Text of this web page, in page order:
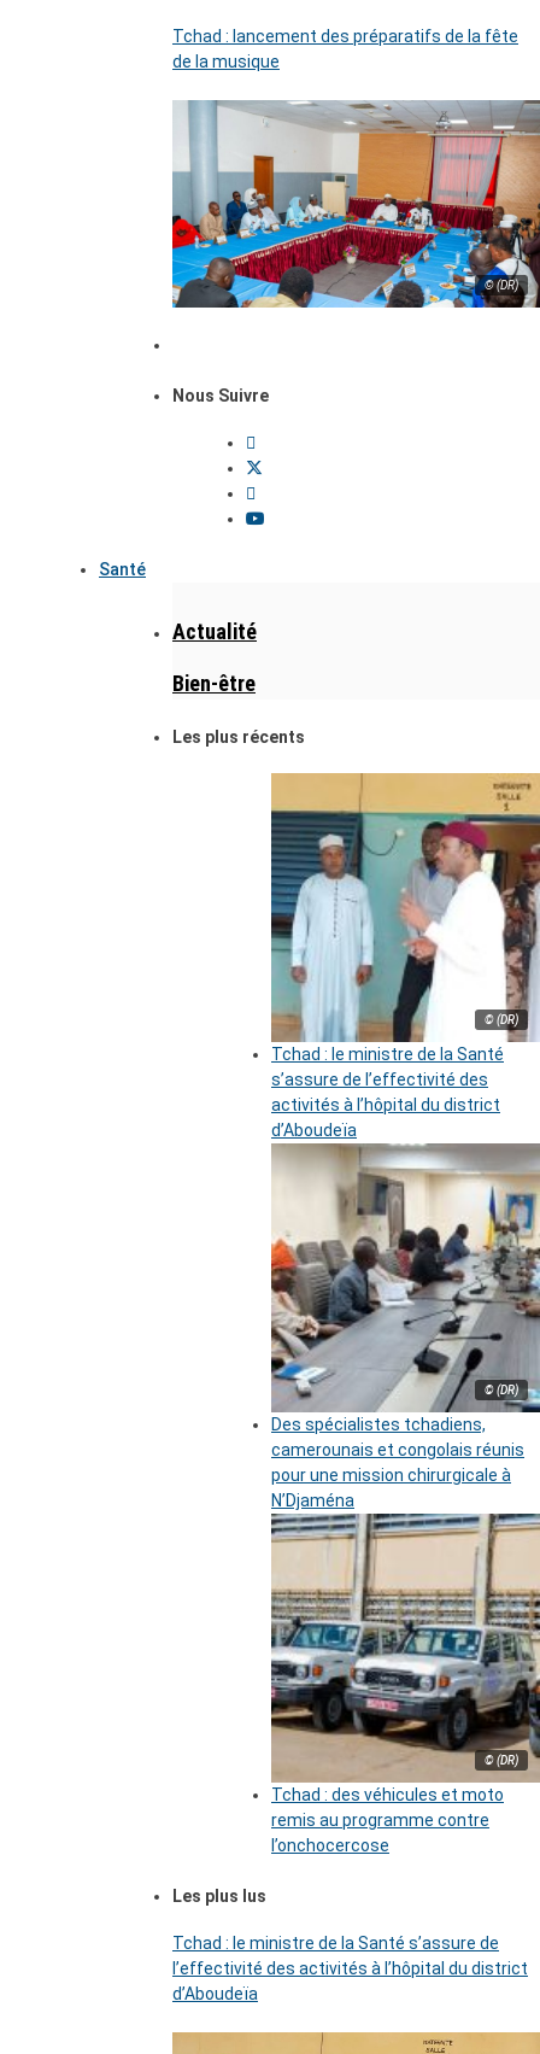
Tchad : lancement des préparatifs de la fête
de la musique
© (DR)
Nous Suivre
Santé
Actualité
Bien-être
Les plus récents
© (DR)
Tchad : le ministre de la Santé
s’assure de l’effectivité des
activités à l’hôpital du district
d’Aboudeïa
© (DR)
Des spécialistes tchadiens,
camerounais et congolais réunis
pour une mission chirurgicale à
N’Djaména
© (DR)
Tchad : des véhicules et moto
remis au programme contre
l’onchocercose
Les plus lus
Tchad : le ministre de la Santé s’assure de
l’effectivité des activités à l’hôpital du district
d’Aboudeïa